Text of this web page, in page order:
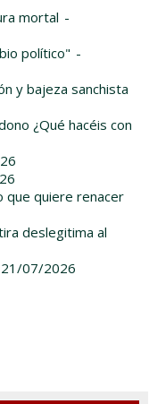
mortal -
político" -
y bajeza sanchista
¿Qué hacéis con
que quiere renacer
deslegitima al
07/2026